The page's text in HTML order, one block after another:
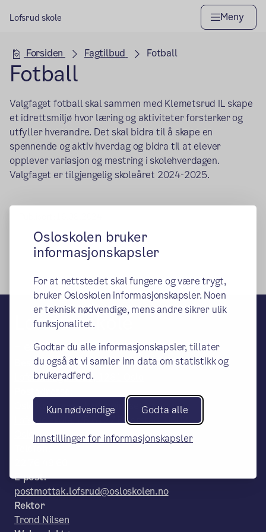
Osloskolen bruker
informasjonskapsler
For at nettstedet skal fungere og være trygt,
bruker Osloskolen informasjonskapsler. Noen
er teknisk nødvendige, mens andre sikrer ulik
funksjonalitet.
Godtar du alle informasjonskapsler, tillater
du også at vi samler inn data om statistikk og
brukeradferd.
Kun nødvendige Godta alle
Innstillinger for informasjonskapsler
Lofsrud skole Meny
Hovedseksjon
Forsiden Fagtilbud Fotball
Fotball
Valgfaget fotball skal sammen med Klemetsrud IL skape
et idrettsmiljø hvor læring og aktiviteter forsterker og
utfyller hverandre. Det skal bidra til å skape en
spennende og aktiv hverdag og bidra til at elever
opplever variasjon og mestring i skolehverdagen.
Valgfaget er tilgjengelig skoleåret 2024-2025.
Lofsrud skole
– en del av Osloskolen
Besøks- og leveringsadresse:
Lofsrudhøgda 210, 1281 Oslo
Oslo Kommune, Utdanningsetaten,
Lofsrud skole, PB 6127 Etterstad, 0602
Oslo
E-post:
postmottak.lofsrud@osloskolen.no
Rektor
Trond Nilsen